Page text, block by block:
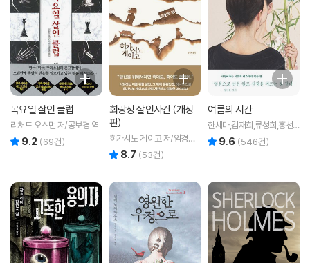
목요일 살인 클럽
리처드 오스먼 저/공보경 역
9.2 (69건)
회랑정 살인사건 (개정
판)
히가시노 게이고 저/임경화
역 8.7 (53건)
여름의 시간
한새마,김재희,류성희,홍선
주,사마란,황세연,홍성호 공
저
9.6 (546건)